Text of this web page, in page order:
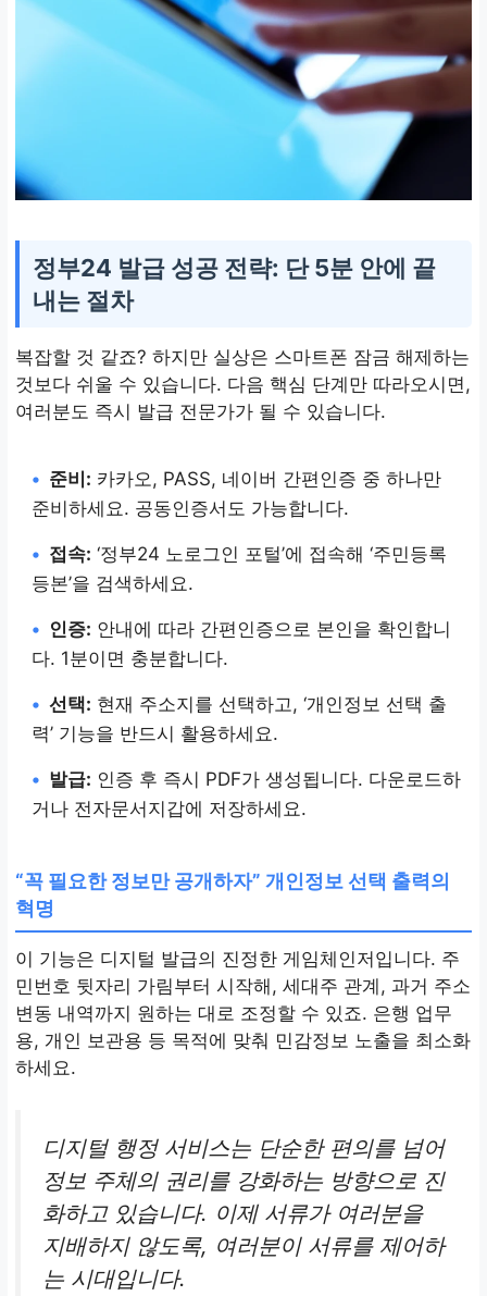
정부24 발급 성공 전략: 단 5분 안에 끝
내는 절차
복잡할 것 같죠? 하지만 실상은 스마트폰 잠금 해제하는
것보다 쉬울 수 있습니다. 다음 핵심 단계만 따라오시면,
여러분도 즉시 발급 전문가가 될 수 있습니다.
• 준비: 카카오, PASS, 네이버 간편인증 중 하나만
준비하세요. 공동인증서도 가능합니다.
• 접속: ‘정부24 노로그인 포털’에 접속해 ‘주민등록
등본’을 검색하세요.
• 인증: 안내에 따라 간편인증으로 본인을 확인합니
다. 1분이면 충분합니다.
• 선택: 현재 주소지를 선택하고, ‘개인정보 선택 출
력’ 기능을 반드시 활용하세요.
• 발급: 인증 후 즉시 PDF가 생성됩니다. 다운로드하
거나 전자문서지갑에 저장하세요.
“꼭 필요한 정보만 공개하자” 개인정보 선택 출력의
혁명
이 기능은 디지털 발급의 진정한 게임체인저입니다. 주
민번호 뒷자리 가림부터 시작해, 세대주 관계, 과거 주소
변동 내역까지 원하는 대로 조정할 수 있죠. 은행 업무
용, 개인 보관용 등 목적에 맞춰 민감정보 노출을 최소화
하세요.
디지털 행정 서비스는 단순한 편의를 넘어
정보 주체의 권리를 강화하는 방향으로 진
화하고 있습니다. 이제 서류가 여러분을
지배하지 않도록, 여러분이 서류를 제어하
는 시대입니다.